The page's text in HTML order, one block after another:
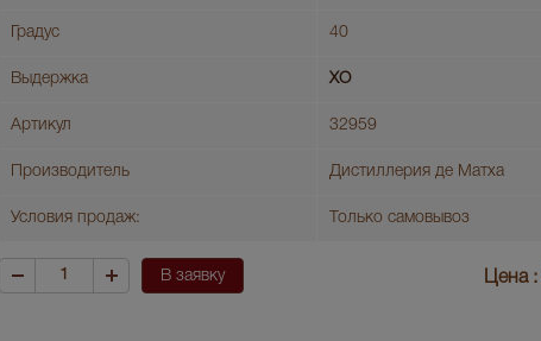
Градус 40
Выдержка XO
Артикул 32959
Производитель Дистиллерия де Матха
Условия продаж: Только самовывоз
В заявку Цена :